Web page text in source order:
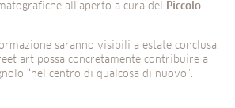
all’aperto a cura del
Piccolo
saranno visibili a estate conclusa,
art possa concretamente contribuire a
“nel centro di qualcosa di nuovo”.